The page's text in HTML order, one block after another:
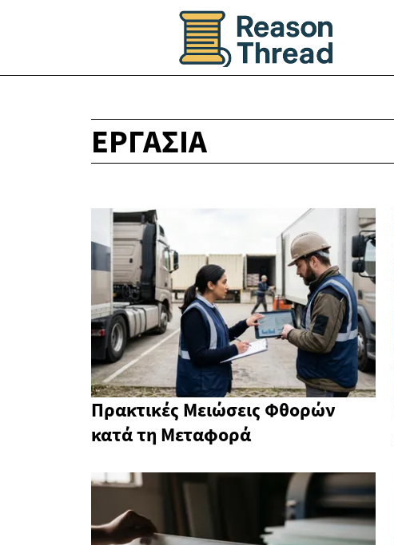
ΕΡΓΑΣΊΑ
Πρακτικές Μειώσεις Φθορών
κατά τη Μεταφορά